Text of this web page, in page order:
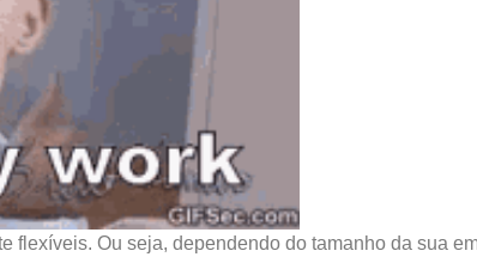
flexíveis. Ou seja, dependendo do tamanho da sua